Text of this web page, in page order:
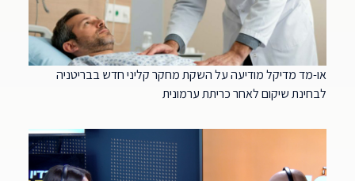
או-מד מדיקל מודיעה על השקת מחקר קליני חדש בבריטניה
לבחינת שיקום לאחר כריתת ערמונית